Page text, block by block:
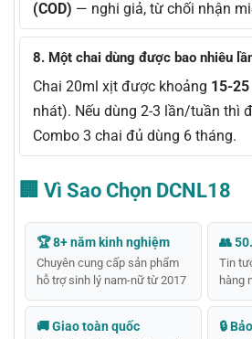
(COD) — nghi giả, từ chối nhận
8. Một chai dùng được bao nhiêu
Chai 20ml xịt được khoảng 15-
nhát). Nếu dùng 2-3 lần/tuần thì
Combo 3 chai đủ dùng 6 tháng.
🏢 Vì Sao Chọn DCNL18
🏆 8+ năm kinh nghiệm
Chuyên cung cấp sản phẩm
hỗ trợ sinh lý nam-nữ từ 2017
👥
Tin
hàng
🚚 Giao toàn quốc 🔒